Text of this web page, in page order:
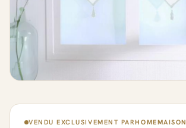
VENDU EXCLUSIVEMENT PARHOMEMAISON